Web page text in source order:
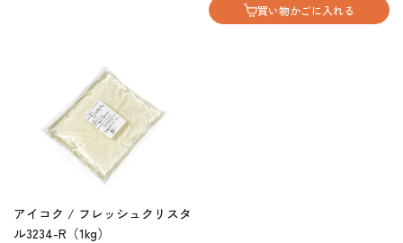
買い物かごに入れる
アイコク / フレッシュクリスタ
ル3234-R（1kg）